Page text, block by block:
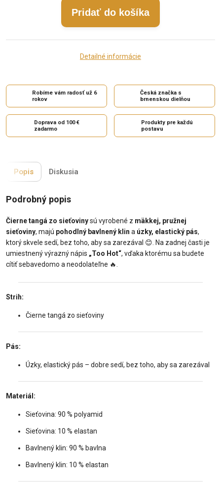
Pridať do košíka
Detailné informácie
Robíme vám radosť už 6
rokov
Česká značka s
brnenskou dielňou
Doprava od 100 €
zadarmo
Produkty pre každú
postavu
Popis Diskusia
Podrobný popis
Čierne tangá zo sieťovinysú vyrobené z mäkkej, pružnej
sieťoviny, majú pohodlný bavlnený klin a úzky, elastický pás,
ktorý skvele sedí, bez toho, aby sa zarezával 😊 . Na zadnej časti je
umiestnený výrazný nápis „Too Hot“, vďaka ktorému sa budete
cítiť sebavedomo a neodolateľne 🔥
Strih:
Čierne tangá zo sieťoviny
Pás:
Úzky, elastický pás – dobre sedí, bez toho, aby sa zarezával
Materiál:
Sieťovina: 90 % polyamid
Sieťovina: 10 % elastan
Bavlnený klin: 90 % bavlna
Bavlnený klin: 10 % elastan